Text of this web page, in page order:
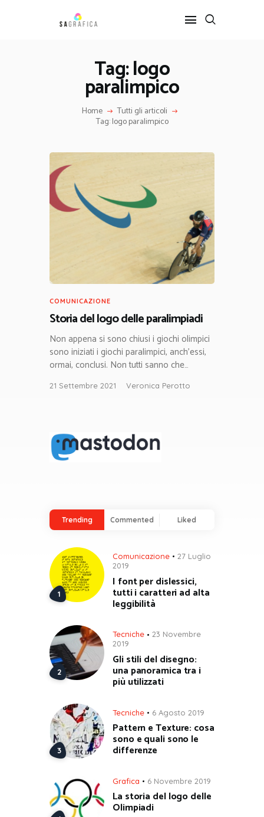
Tag: logo
paralimpico
Home Tutti gli articoli
Tag: logo paralimpico
GRAFICA
SERVIZI
CONTATTI
COMUNICAZIONE
Storia del logo delle paralimpiadi
Non appena si sono chiusi i giochi olimpici
sono iniziati i giochi paralimpici, anch’essi,
ormai, conclusi. Non tutti sanno che…
21 Settembre 2021 Veronica Perotto
Trending Commented Liked
Comunicazione
27 Luglio
2019
I font per dislessici,
tutti i caratteri ad alta
leggibilità
Tecniche
23 Novembre
2019
Gli stili del disegno:
una panoramica tra i
più utilizzati
Tecniche 6 Agosto 2019
Pattern e Texture: cosa
sono e quali sono le
differenze
Grafica 6 Novembre 2019
La storia del logo delle
Olimpiadi